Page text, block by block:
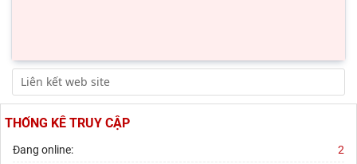
THỐNG KÊ TRUY CẬP
Đang online: 2